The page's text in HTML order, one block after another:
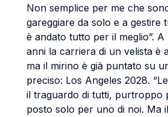
Non semplice per me che
gareggiare da solo e a gestire
è andato tutto per il meglio”.
anni la carriera di un velista è
ma il mirino è già puntato su
preciso: Los Angeles 2028.
il traguardo di tutti, purtroppo
posto solo per uno di noi. Ma